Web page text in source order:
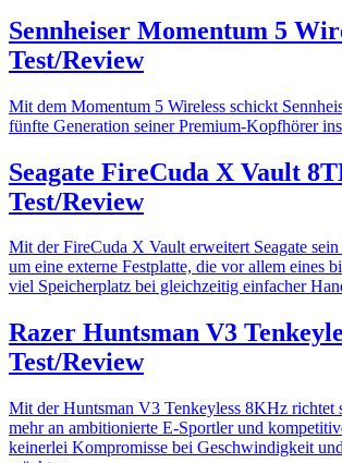
Sennheiser Momentum 5
Test/Review
Mit dem Momentum 5 Wireless schickt
fünfte Generation seiner Premium-Kopfhörer
Seagate FireCuda X Vault
Test/Review
Mit der FireCuda X Vault erweitert Seagate
um eine externe Festplatte, die vor allem eines
viel Speicherplatz bei gleichzeitig einfacher
Razer Huntsman V3
Test/Review
Mit der Huntsman V3 Tenkeyless 8KHz richtet
mehr an ambitionierte E-Sportler und
keinerlei Kompromisse bei Geschwindigkeit